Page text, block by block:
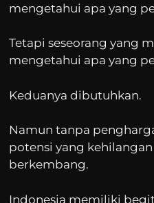
mengetahui apa yang
Tetapi seseorang yang
mengetahui apa yang
Keduanya dibutuhkan.
Namun tanpa
potensi yang
berkembang.
Indonesia memiliki